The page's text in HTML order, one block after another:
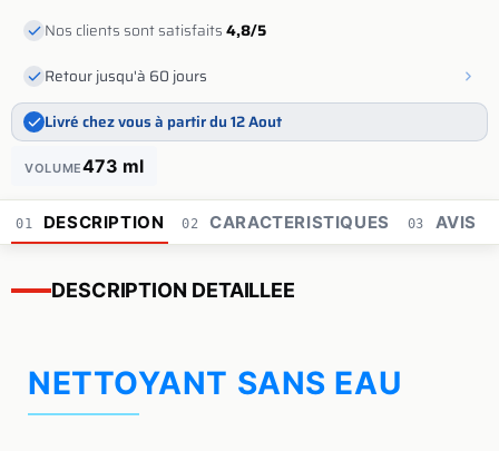
Nos clients sont satisfaits4,8/5
Retour jusqu'à 60 jours
Livré chez vous à partir du 12 Aout
VOLUME473 ml
01 DESCRIPTION 02 CARACTERISTIQUES 03 AVIS
DESCRIPTION DETAILLEE
NETTOYANT SANS EAU